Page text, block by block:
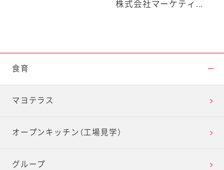
株式会社マーケティ...
食育
マヨテラス
オープンキッチン（工場見学）
グループ